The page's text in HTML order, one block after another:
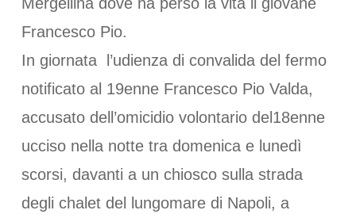
Francesco Pio.
In giornata l’udienza di convalida del fermo
notificato al 19enne Francesco Pio Valda,
accusato dell’omicidio volontario del18enne
ucciso nella notte tra domenica e lunedì
scorsi, davanti a un chiosco sulla strada
degli chalet del lungomare di Napoli, a